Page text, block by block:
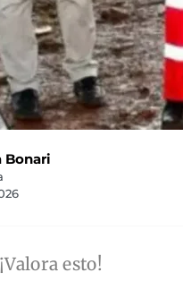
Bonari
¡Valora esto!